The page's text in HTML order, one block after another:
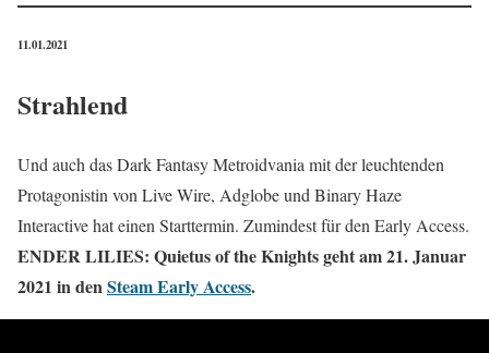
11.01.2021
Strahlend
Und auch das Dark Fantasy Metroidvania mit der leuchtenden
Protagonistin von Live Wire, Adglobe und Binary Haze
Interactive hat einen Starttermin. Zumindest für den Early Access.
ENDER LILIES: Quietus of the Knights geht am 21. Januar
2021 in denSteam Early Access.